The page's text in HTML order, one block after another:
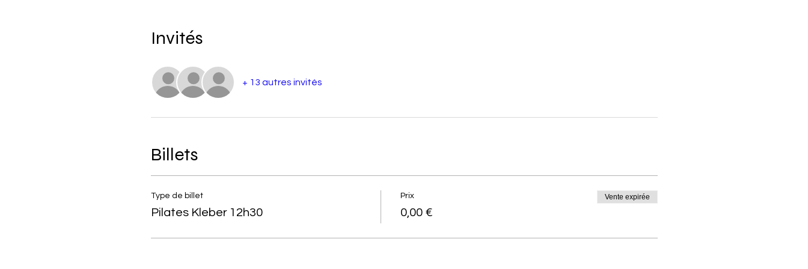
Invités
+ 13 autres invités
Billets
Type de billet
Pilates Kleber 12h30
Prix
0,00 €
Vente expirée